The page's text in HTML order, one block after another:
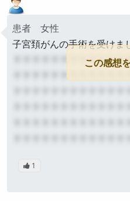
患者 女性
子宮頚がんの手術を受けま
？？？？？？？？？？？？
？？？？？？？？？？？？
1
この感想